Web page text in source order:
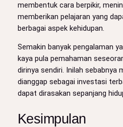
membentuk cara berpikir,
memberikan pelajaran yang
berbagai aspek kehidupan.
Semakin banyak pengalaman
kaya pula pemahaman
dirinya sendiri. Inilah sebabnya
dianggap sebagai investasi
dapat dirasakan sepanjang
Kesimpulan